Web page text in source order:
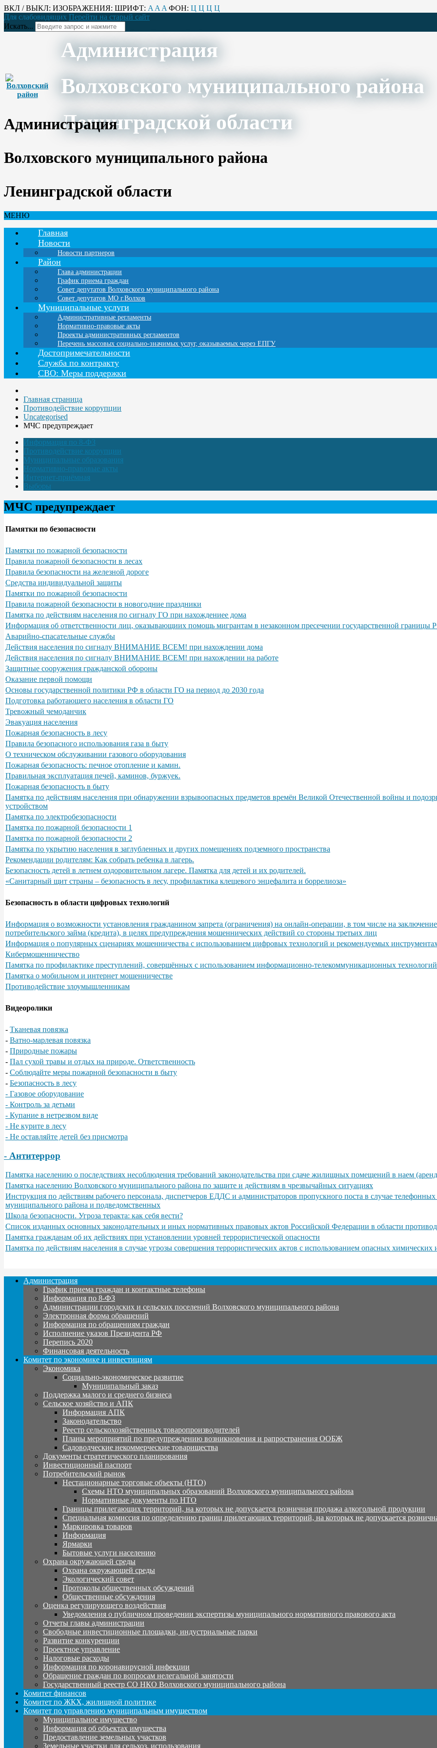
ВКЛ / ВЫКЛ: ИЗОБРАЖЕНИЯ: ШРИФТ: A A A ФОН: Ц Ц Ц Ц
Для слабовидящих Перейти на старый сайт
Искать...
Администрация
Волховского муниципального района
Ленинградской области
Администрация
Волховского муниципального района
Ленинградской области
МЕНЮ
Главная
Новости
Новости партнеров
Район
Глава администрации
График приема граждан
Совет депутатов Волховского муниципального района
Совет депутатов МО г.Волхов
Муниципальные услуги
Административные регламенты
Нормативно-правовые акты
Проекты административных регламентов
Перечень массовых социально-значимых услуг, оказываемых через ЕПГУ
Достопримечательности
Служба по контракту
СВО: Меры поддержки
Главная страница
Противодействие коррупции
Uncategorised
МЧС предупреждает
Информация по 8-ФЗ
Противодействие коррупции
Муниципальные образования
Нормативно-правовые акты
Интернет-приёмная
Выборы
МЧС предупреждает
Памятки по безопасности
Памятки по пожарной безопасности
Правила пожарной безопасности в лесах
Правила безопасности на железной дороге
Средства индивидуальной защиты
Памятки по пожарной безопасности
Правила пожарной безопасности в новогодние праздники
Памятка по действиям населения по сигналу ГО при нахождениее дома
Информация об ответственности лиц, оказывающиих помощь мигрантам в незаконном пресечении государственной границы
Аварийно-спасательные службы
Действия населения по сигналу ВНИМАНИЕ ВСЕМ! при нахождении дома
Действия населения по сигналу ВНИМАНИЕ ВСЕМ! при нахождении на работе
Защитные сооружения гражданской обороны
Оказание первой помощи
Основы государственной политики РФ в области ГО на период до 2030 года
Подготовка работающего населения в области ГО
Тревожный чемоданчик
Эвакуация населения
Пожарная безопасность в лесу
Правила безопасного использования газа в быту
О техническом обслуживании газового оборудования
Пожарная безопасность: печное отопление и камин.
Правильная эксплуатация печей, каминов, буржуек.
Пожарная безопасность в быту
Памятка по действиям населения при обнаружении взрывоопасных предметов времён Великой Отечественной войны и
устройством
Памятка по электробезопасности
Памятка по пожарной безопасности 1
Памятка по пожарной безопасности 2
Памятка по укрытию населения в заглубленных и других помещениях подземного пространства
Рекомендации родителям: Как собрать ребенка в лагерь.
Безопасность детей в летнем оздоровительном лагере. Памятка для детей и их родителей.
«Санитарный щит страны – безопасность в лесу, профилактика клещевого энцефалита и боррелиоза»
Безопасность в области цифровых технологий
Информация о возможности установления гражданином запрета (ограничения) на онлайн-операции, в том числе на
потребительского займа (кредита), в целях предупреждения мошеннических действий со стороны третьих лиц
Информация о популярных сценариях мошенничества с использованием цифровых технологий и рекомендуемых
Кибермошенничество
Памятка по профилактике преступлений, совершённых с использованием информационно-телекоммуникационных технологий
Памятка о мобильном и интернет мошенничестве
Противодействие злоумышленникам
Видеоролики
- Тканевая повязка
- Ватно-марлевая повязка
- Природные пожары
- Пал сухой травы и отдых на природе. Ответственность
- Соблюдайте меры пожарной безопасности в быту
- Безопасность в лесу
- Газовое оборудование
- Контроль за детьми
- Купание в нетрезвом виде
- Не курите в лесу
- Не оставляйте детей без присмотра
- Антитеррор
Памятка населению о последствиях несоблюдения требований законодательства при сдаче жилищных помещений в наем
Памятка населению Волховского муниципального района по защите и действиям в чрезвычайных ситуациях
Инструкция по действиям рабочего персонала, диспетчеров ЕДДС и администраторов пропускного поста в случае
муниципального района и подведомственных
Школа безопасности. Угроза теракта: как себя вести?
Список изданных основных законодательных и иных нормативных правовых актов Российской Федерации в области
Памятка гражданам об их действиях при установлении уровней террористической опасности
Памятка по действиям населения в случае угрозы совершения террористических актов с использованием опасных
Администрация
График приема граждан и контактные телефоны
Информация по 8-ФЗ
Администрации городских и сельских поселений Волховского муниципального района
Электронная форма обращений
Информация по обращениям граждан
Исполнение указов Президента РФ
Перепись 2020
Финансовая деятельность
Комитет по экономике и инвестициям
Экономика
Социально-экономическое развитие
Муниципальный заказ
Поддержка малого и среднего бизнеса
Сельское хозяйство и АПК
Информация АПК
Законодательство
Реестр сельскохозяйственных товаропроизводителей
Планы мероприятий по предупреждению возникновения и рапространения ООБЖ
Садоводческие некоммерческие товарищества
Документы стратегического планирования
Инвестиционный паспорт
Потребительский рынок
Нестационарные торговые объекты (НТО)
Схемы НТО муниципальных образований Волховского муниципального района
Нормативные документы по НТО
Границы прилегающих территорий, на которых не допускается розничная продажа алкогольной продукции
Специальная комиссия по определению границ прилегающих территорий, на которых не допускается
Маркировка товаров
Информация
Ярмарки
Бытовые услуги населению
Охрана окружающей среды
Охрана окружающей среды
Экологический совет
Протоколы общественных обсуждений
Общественные обсуждения
Оценка регулирующего воздействия
Уведомления о публичном проведении экспертизы муниципального нормативного правового акта
Отчеты главы администрации
Свободные инвестиционные площадки, индустриальные парки
Развитие конкуренции
Проектное управление
Налоговые расходы
Информация по коронавирусной инфекции
Обращение граждан по вопросам нелегальной занятости
Государственный реестр СО НКО Волховского муниципального района
Комитет финансов
Комитет по ЖКХ, жилищной политике
Комитет по управлению муниципальным имуществом
Муниципальное имущество
Информация об объектах имущества
Предоставление земельных участков
Земельные участки для сельхоз. использования